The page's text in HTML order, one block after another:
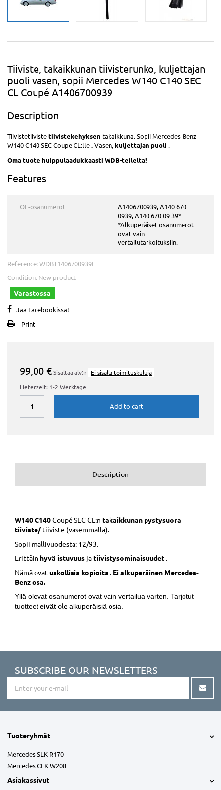
Tiiviste, takaikkunan tiivisterunko, kuljettajan
puoli vasen, sopii Mercedes W140 C140 SEC
CL Coupé A1406700939
Description
Tiivistetiivistetiivistekehyksen takaikkuna. Sopii Mercedes-Benz
W140 C140 SEC Coupe CL:lle.Vasen,kuljettajan puoli .
Oma tuote huippulaadukkaasti WDB-teilelta!
Features
OE-osanumerot
A1406700939, A140 670
0939, A140 670 09 39*
*Alkuperäiset osanumerot
ovat vain
vertailutarkoituksiin.
Reference: WDBT1406700939L
Condition: New product
Varastossa
Jaa Facebookissa!
Print
99,00 €Sisältää alv:n
Ei sisällä toimituskuluja
Lieferzeit: 1-2 Werktage
Add to cart
Description
W140 C140Coupé SEC CL:n takaikkunan pystysuora
tiiviste/tiiviste (vasemmalla).
Sopii mallivuodesta: 12/93.
Erittäin hyvä istuvuus jatiivistysominaisuudet .
Nämä ovatuskollisia kopioita . Ei alkuperäinen Mercedes-
Benz osa.
Yllä olevat osanumerot ovat vain vertailua varten. Tarjotut
tuotteeteivätole alkuperäisiä osia.
SUBSCRIBE OUR NEWSLETTERS
Tuoteryhmät
Mercedes SLK R170
Mercedes CLK W208
Asiakassivut